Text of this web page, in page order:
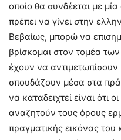
οποίο θα συνδέεται με
πρέπει να γίνει στην
Βεβαίως, μπορώ να
βρίσκομαι στον τομέα
έχουν να αντιμετωπίσουν
σπουδάζουν μέσα στα
να καταδειχτεί είναι ότι
αναζητούν τους όρους
πραγματικής εικόνας του